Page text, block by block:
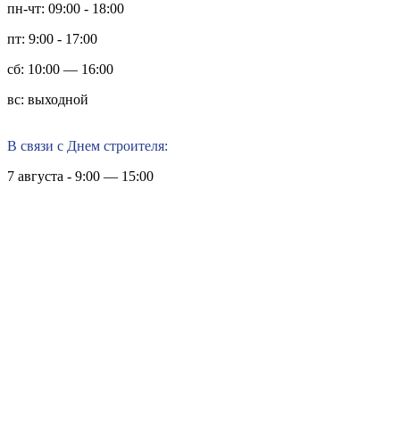
пн-чт: 09:00 - 18:00
пт: 9:00 - 17:00
сб: 10:00 — 16:00
вс: выходной
В связи с Днем строителя:
7 августа - 9:00 — 15:00